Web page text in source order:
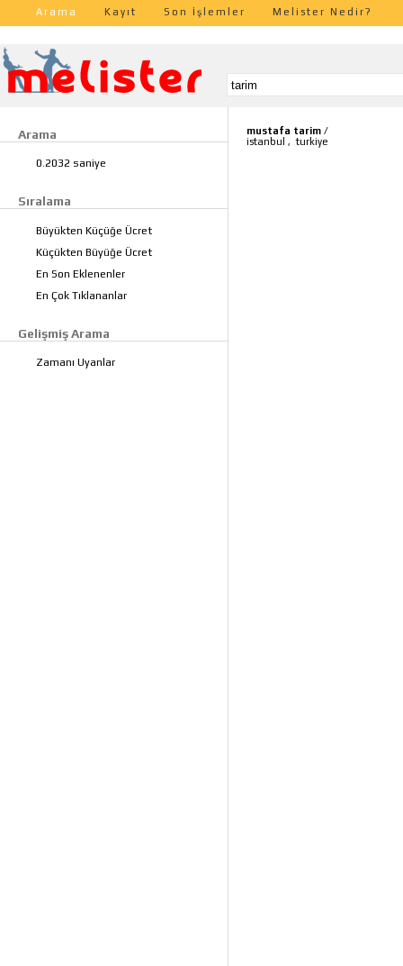
Arama Kayıt Son İşlemler Melister Nedir?
Arama
0.2032 saniye
Sıralama
Büyükten Küçüğe Ücret
Küçükten Büyüğe Ücret
En Son Eklenenler
En Çok Tıklananlar
Gelişmiş Arama
Zamanı Uyanlar
mustafa tarim /
istanbul ,turkiye